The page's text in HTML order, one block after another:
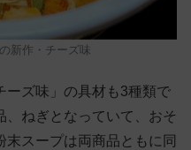
新作・チーズ味
ーズ味」の具材も3種類で
、ねぎとなっていて、おそ
末スープは両商品ともに同